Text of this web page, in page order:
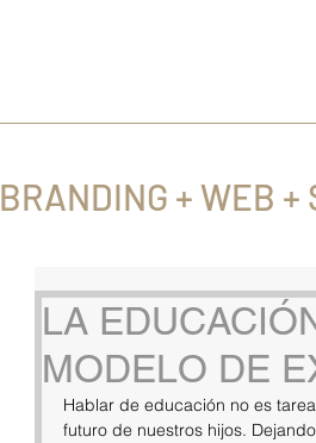
BRANDING + WEB +
LA
MODELO DE
Hablar de educación no es
futuro de nuestros hijos.